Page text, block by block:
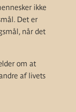
ikke
Det er
når det
om at
af livets